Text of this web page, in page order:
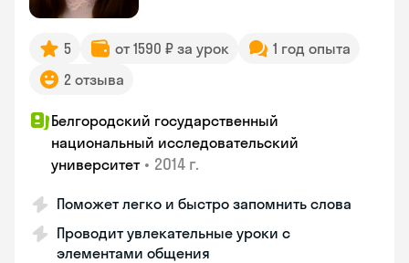
5 от 1590 ₽ за урок
1 год опыта
2 отзыва
Белгородский государственный
национальный исследовательский
университет • 2014 г.
Поможет легко и быстро запомнить слова
Проводит увлекательные уроки с
элементами общения